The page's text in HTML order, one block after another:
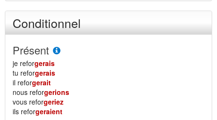
Conditionnel
Présent
je reforgerais
tu reforgerais
il reforgerait
nous reforgerions
vous reforgeriez
ils reforgeraient